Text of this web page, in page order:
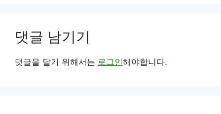
댓글 남기기
댓글을 달기 위해서는 로그인해야합니다.